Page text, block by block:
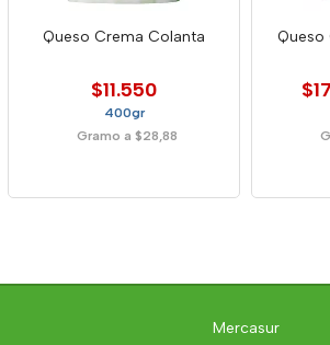
Queso Crema Colanta
$11.550
400gr
Gramo a $28,88
Queso
Mercasur